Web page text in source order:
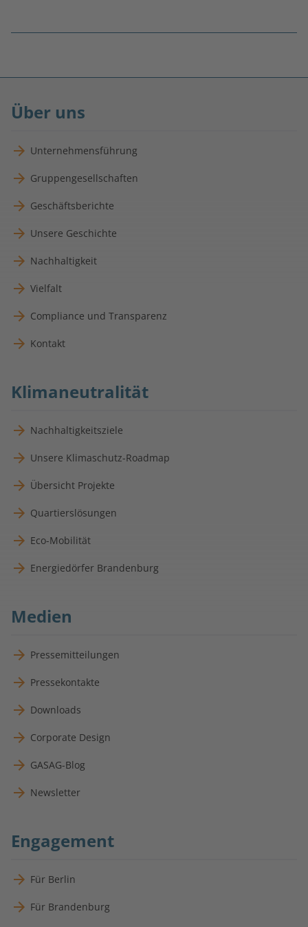
Über uns
Unternehmensführung
Gruppengesellschaften
Geschäftsberichte
Unsere Geschichte
Nachhaltigkeit
Vielfalt
Compliance und Transparenz
Kontakt
Klimaneutralität
Nachhaltigkeitsziele
Unsere Klimaschutz-Roadmap
Übersicht Projekte
Quartierslösungen
Eco-Mobilität
Energiedörfer Brandenburg
Medien
Pressemitteilungen
Pressekontakte
Downloads
Corporate Design
GASAG-Blog
Newsletter
Engagement
Für Berlin
Für Brandenburg